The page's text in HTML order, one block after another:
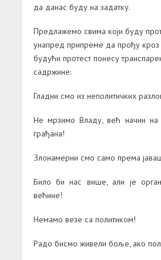
да данас буду на задатку.
Предлажемо свима који буду
унапред припреме да прођу
будући протест понесу
садржине:
Гладни смо из неполитичких
Не мрзимо Владу, већ начин на
грађана!
Злонамерни смо само према
Било би нас више, али је
већине!
Немамо везе са политиком!
Радо бисмо живели боље, ако